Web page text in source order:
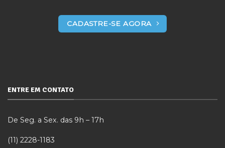
CADASTRE-SE AGORA
ENTRE EM CONTATO
De Seg. a Sex. das 9h – 17h
(11) 2228-1183